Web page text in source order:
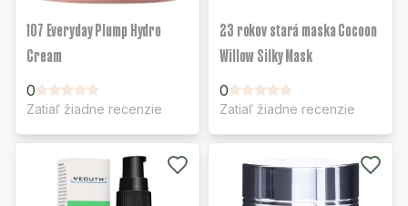
107 Everyday Plump Hydro
Cream
0
Zatiaľ žiadne recenzie
23 rokov stará maska Cocoon
Willow Silky Mask
0
Zatiaľ žiadne recenzie